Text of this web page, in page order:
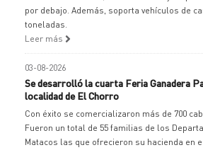
por debajo. Además, soporta vehículos de
toneladas.
Leer más
03-08-2026
Se desarrolló la cuarta Feria Ganadera
localidad de El Chorro
Con éxito se comercializaron más de 700
Fueron un total de 55 familias de los
Matacos las que ofrecieron su hacienda en